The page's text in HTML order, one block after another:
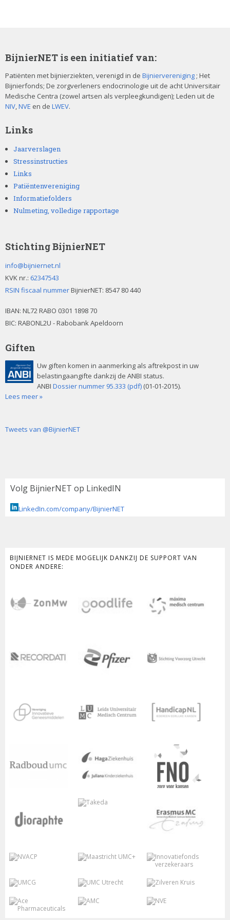
t
v
e
l
d
l
e
t
e
l
a
t
e
BijnierNET is een initiatief van:
Patiënten met bijnierziekten, verenigd in de Bijniervereniging ; Het
Bijnierfonds; De zorgverleners endocrinologie uit de acht Universitair
Medische Centra (zowel artsen als verpleegkundigen); Leden uit de
NIV,NVE en de LWEV.
Links
Jaarverslagen
Stressinstructies
Links
Patiëntenvereniging
Informatiefolders
Nulmeting, volledige rapportage
Stichting BijnierNET
info@bijniernet.nl
KVK nr.: 62347543
RSIN fiscaal nummerBijnierNET: 8547 80 440
IBAN: NL72 RABO 0301 1898 70
BIC: RABONL2U - Rabobank Apeldoorn
Giften
Uw giften komen in aanmerking als aftrekpost in uw
belastingaangifte dankzij de ANBI status.
ANBI Dossier nummer 95.333 (pdf) (01-01-2015).
Lees meer »
Tweets van @BijnierNET
Volg BijnierNET op LinkedIN
LinkedIn.com/company/BijnierNET
BIJNIERNET IS MEDE MOGELIJK DANKZIJ DE SUPPORT VAN
ONDER ANDERE: